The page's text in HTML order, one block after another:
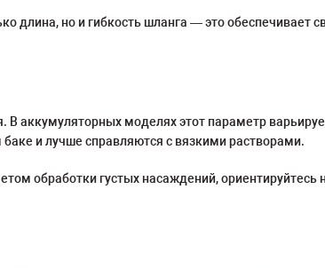
длина, но и гибкость шланга — это обеспечивает
аккумуляторных моделях этот параметр
и лучше справляются с вязкими растворами.
обработки густых насаждений,